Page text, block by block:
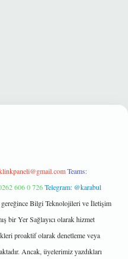
Teams:
606 0 726Telegram: @karabul
gereğince Bilgi Teknolojileri ve İletişim
bir Yer Sağlayıcı olarak hizmet
proaktif olarak denetleme veya
Ancak, üyelerimiz yazdıkları